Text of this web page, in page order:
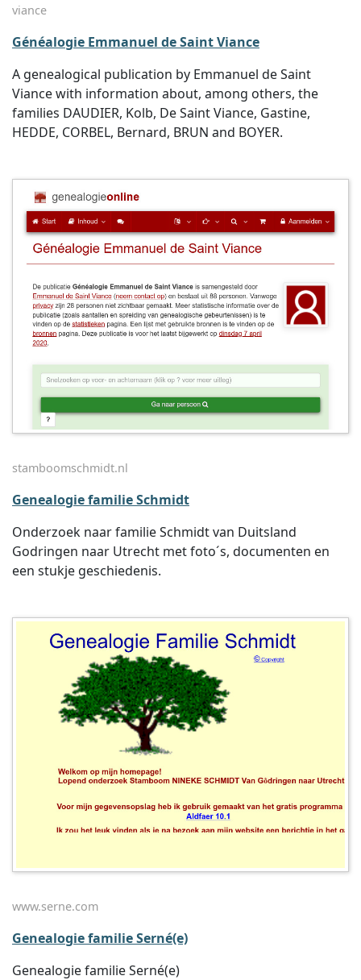
viance
Généalogie Emmanuel de Saint Viance
A genealogical publication by Emmanuel de Saint
Viance with information about, among others, the
families DAUDIER, Kolb, De Saint Viance, Gastine,
HEDDE, CORBEL, Bernard, BRUN and BOYER.
stamboomschmidt.nl
Genealogie familie Schmidt
Onderzoek naar familie Schmidt van Duitsland
Godringen naar Utrecht met foto´s, documenten en
een stukje geschiedenis.
www.serne.com
Genealogie familie Serné(e)
Genealogie familie Serné(e)